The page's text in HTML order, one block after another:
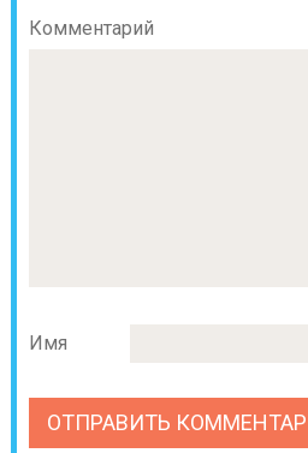
Комментарий
Имя